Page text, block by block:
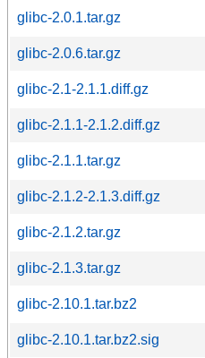
glibc-2.0.1.tar.gz
glibc-2.0.6.tar.gz
glibc-2.1-2.1.1.diff.gz
glibc-2.1.1-2.1.2.diff.gz
glibc-2.1.1.tar.gz
glibc-2.1.2-2.1.3.diff.gz
glibc-2.1.2.tar.gz
glibc-2.1.3.tar.gz
glibc-2.10.1.tar.bz2
glibc-2.10.1.tar.bz2.sig